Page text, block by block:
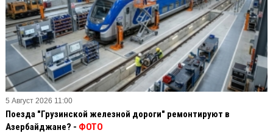
5 Август 2026 11:00
Поезда "Грузинской железной дороги" ремонтируют в
Азербайджане? - ФОТО